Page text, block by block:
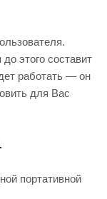
этого составит
работать — он
для Вас
портативной